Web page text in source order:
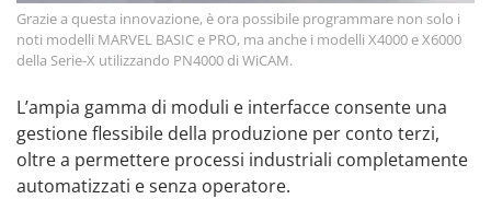
Grazie a questa innovazione, è ora possibile programmare non solo i
noti modelli MARVEL BASIC e PRO, ma anche i modelli X4000 e X6000
della Serie-X utilizzando PN4000 di WiCAM.
L’ampia gamma di moduli e interfacce consente una
gestione flessibile della produzione per conto terzi,
oltre a permettere processi industriali completamente
automatizzati e senza operatore.